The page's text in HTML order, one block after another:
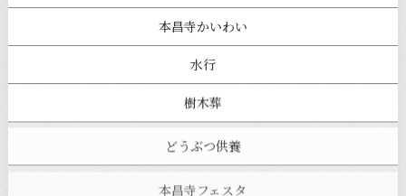
本昌寺かいわい
水行
樹木葬
どうぶつ供養